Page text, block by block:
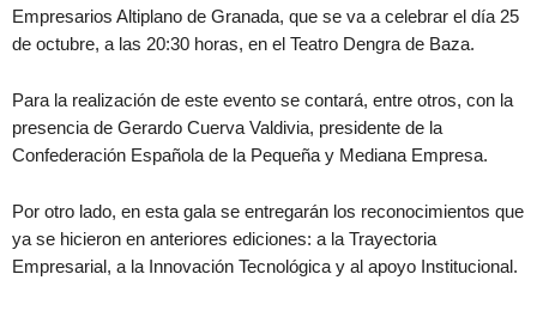
Empresarios Altiplano de Granada, que se va a celebrar el día 25
de octubre, a las 20:30 horas, en el Teatro Dengra de Baza.
Para la realización de este evento se contará, entre otros, con la
presencia de Gerardo Cuerva Valdivia, presidente de la
Confederación Española de la Pequeña y Mediana Empresa.
Por otro lado, en esta gala se entregarán los reconocimientos que
ya se hicieron en anteriores ediciones: a la Trayectoria
Empresarial, a la Innovación Tecnológica y al apoyo Institucional.